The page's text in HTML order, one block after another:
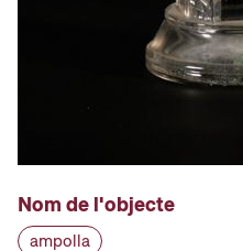
Nom de l'objecte
ampolla